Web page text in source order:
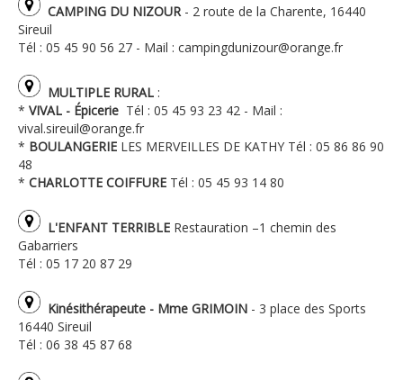
CAMPING DU NIZOUR- 2 route de la Charente, 16440
Sireuil
Tél : 05 45 90 56 27 - Mail : campingdunizour@orange.fr
MULTIPLE RURAL :
* VIVAL - Épicerie Tél : 05 45 93 23 42 - Mail :
vival.sireuil@orange.fr
* BOULANGERIE LES MERVEILLES DE KATHY Tél : 05 86 86 90
48
* CHARLOTTE COIFFURE Tél : 05 45 93 14 80
L'ENFANT TERRIBLE Restauration –1 chemin des
Gabarriers
Tél : 05 17 20 87 29
Kinésithérapeute - Mme GRIMOIN - 3 place des Sports
16440 Sireuil
Tél : 06 38 45 87 68